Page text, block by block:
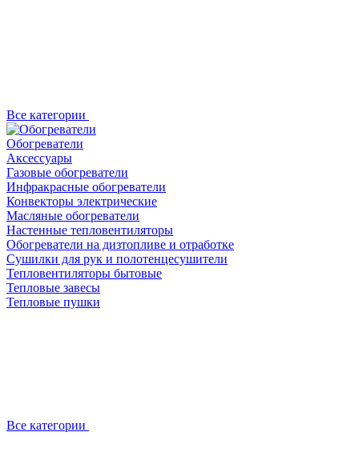
Все категории
Обогреватели
Аксессуары
Газовые обогреватели
Инфракрасные обогреватели
Конвекторы электрические
Масляные обогреватели
Настенные тепловентиляторы
Обогреватели на дизтопливе и отработке
Сушилки для рук и полотенцесушители
Тепловентиляторы бытовые
Тепловые завесы
Тепловые пушки
Все категории